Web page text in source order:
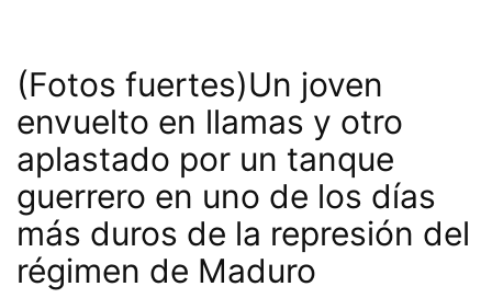
(Fotos fuertes)Un joven
envuelto en llamas y otro
aplastado por un tanque
guerrero en uno de los días
más duros de la represión del
régimen de Maduro